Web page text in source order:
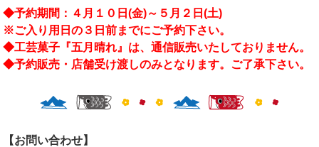
◆予約期間：４月１０日(金)～５月２日(土)
※ご入り用日の３日前までにご予約下さい。
◆工芸菓子『五月晴れ』は、通信販売いたしておりません。
◆予約販売・店舗受け渡しのみとなります。ご了承下さい。
【お問い合わせ】